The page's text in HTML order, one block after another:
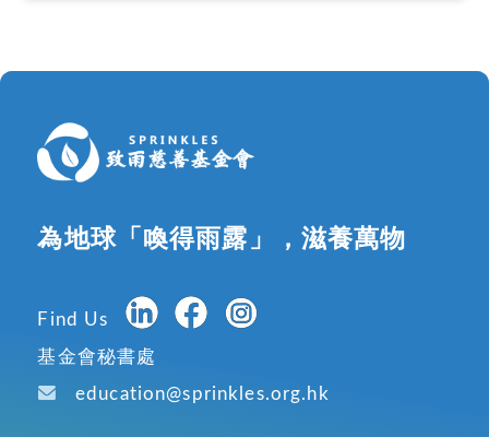
為地球「喚得雨露」，滋養萬物
Find Us
基金會秘書處
education@sprinkles.org.hk